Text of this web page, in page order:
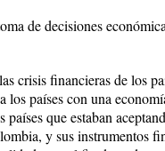
de decisiones
crisis financieras de los
los países con una
países que estaban
y sus instrumentos